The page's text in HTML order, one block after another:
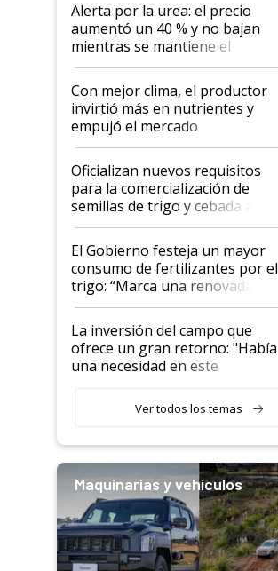
Alerta por la urea: el precio
aumentó un 40 % y no bajan
mientras se mantiene el
conflicto en Medio Oriente
Con mejor clima, el productor
invirtió más en nutrientes y
empujó el mercado
Oficializan nuevos requisitos
para la comercialización de
semillas de trigo y cebada a
granel
El Gobierno festeja un mayor
consumo de fertilizantes por el
trigo: “Marca una renovada
confianza de los productores”
La inversión del campo que
ofrece un gran retorno: "Había
una necesidad en este
Ver todos los temas
Maquinarias y vehículos